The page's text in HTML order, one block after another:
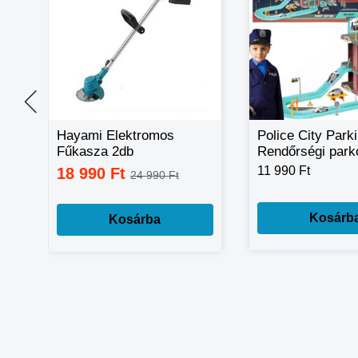
Hayami Elektromos
Fűkasza 2db
Akkumlátorral 48V, HA-
1024
18 990 Ft24 990 Ft
Kosárba
Police City
Rendőrségi
tartozékokkal
11 990 Ft